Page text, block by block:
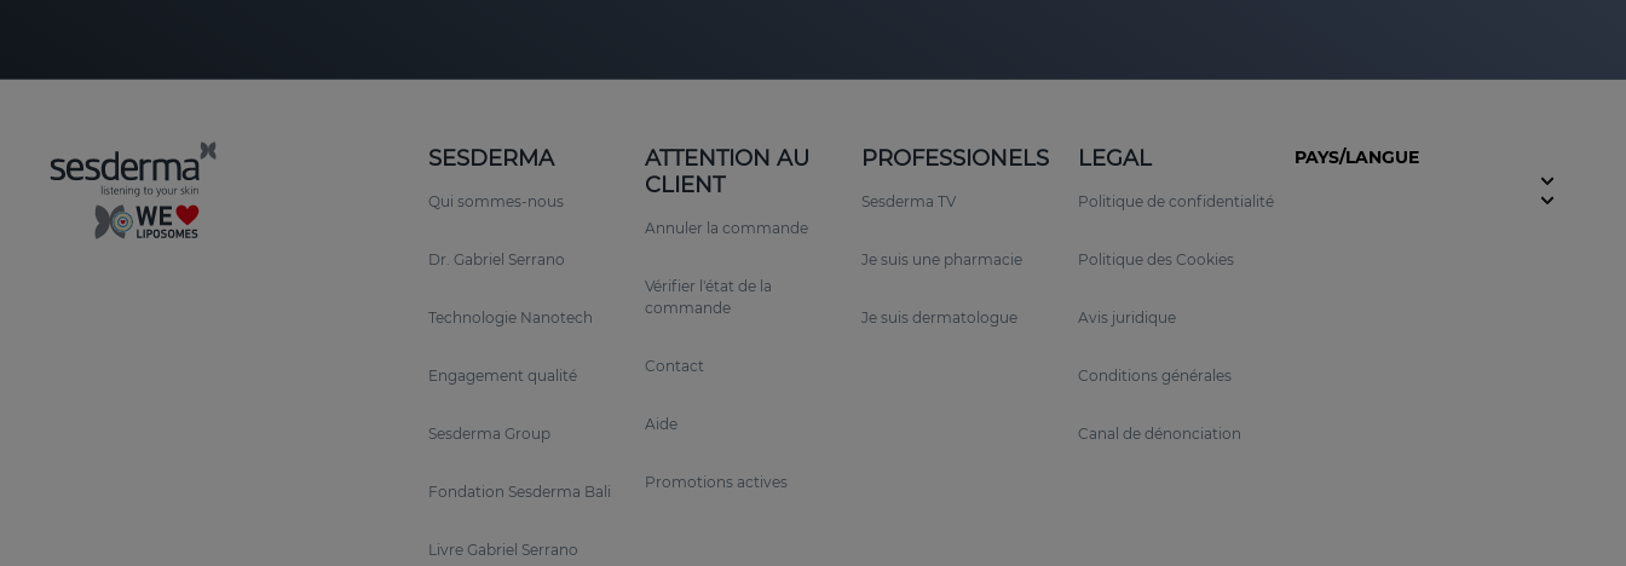
SESDERMA
Qui sommes-nous
Dr. Gabriel Serrano
Technologie Nanotech
Engagement qualité
Sesderma Group
Fondation Sesderma Bali
Livre Gabriel Serrano
ATTENTION AU
CLIENT
Annuler la commande
Vérifier l'état de la
commande
Contact
Aide
Promotions actives
PROFESSIONELS
Sesderma TV
Je suis une pharmacie
Je suis dermatologue
LEGAL
Politique de confidentialité
Politique des Cookies
Avis juridique
Conditions générales
Canal de dénonciation
PAYS/LANGUE